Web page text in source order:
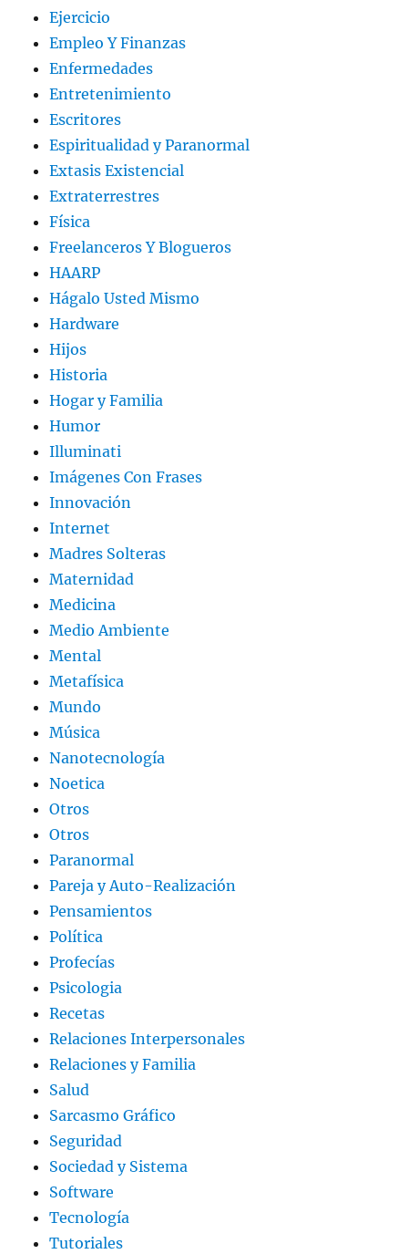
Ejercicio
Empleo Y Finanzas
Enfermedades
Entretenimiento
Escritores
Espiritualidad y Paranormal
Extasis Existencial
Extraterrestres
Física
Freelanceros Y Blogueros
HAARP
Hágalo Usted Mismo
Hardware
Hijos
Historia
Hogar y Familia
Humor
Illuminati
Imágenes Con Frases
Innovación
Internet
Madres Solteras
Maternidad
Medicina
Medio Ambiente
Mental
Metafísica
Mundo
Música
Nanotecnología
Noetica
Otros
Otros
Paranormal
Pareja y Auto-Realización
Pensamientos
Política
Profecías
Psicologia
Recetas
Relaciones Interpersonales
Relaciones y Familia
Salud
Sarcasmo Gráfico
Seguridad
Sociedad y Sistema
Software
Tecnología
Tutoriales